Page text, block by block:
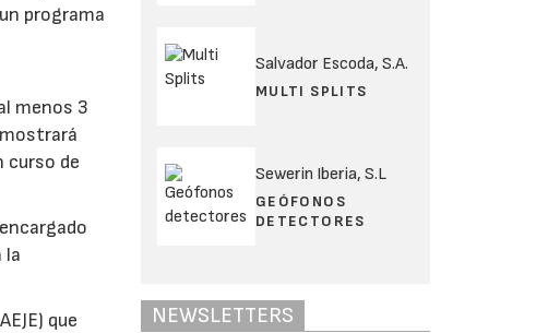
programa
menos 3
curso de
la
que
Salvador Escoda, S.A.
MULTI SPLITS
Sewerin Iberia, S.L
GEÓFONOS
DETECTORES
NEWSLETTERS